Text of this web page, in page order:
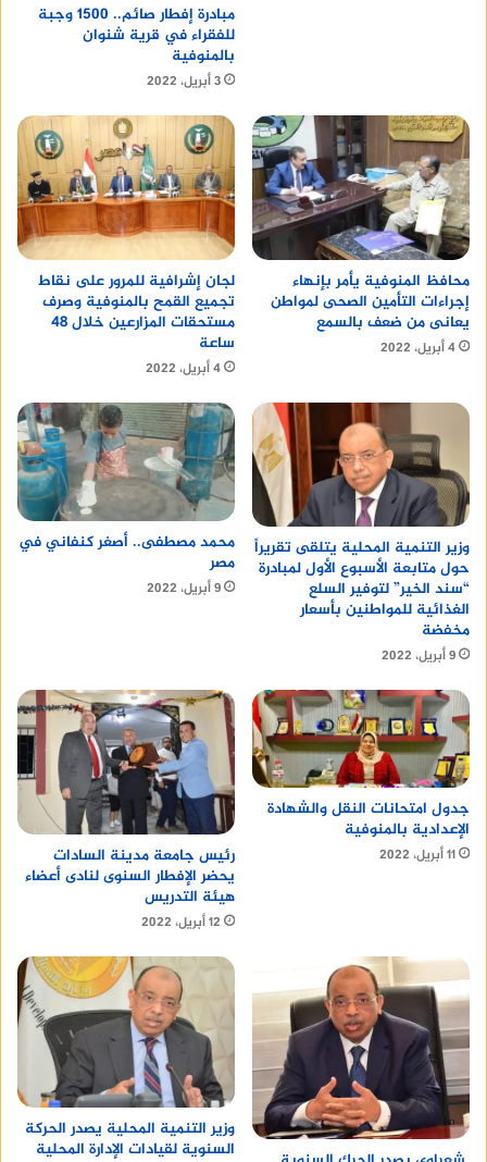
مبادرة إفطار صائم.. 1500 وجبة
للفقراء في قرية شنوان
بالمنوفية
3 أبريل، 2022
محافظ المنوفية يأمر بإنهاء
إجراءات التأمين الصحى لمواطن
يعانى من ضعف بالسمع
4 أبريل، 2022
لجان إشرافية للمرور على نقاط
تجميع القمح بالمنوفية وصرف
مستحقات المزارعين خلال 48
ساعة
4 أبريل، 2022
وزير التنمية المحلية يتلقى تقريراً
حول متابعة الأسبوع الأول لمبادرة
“سند الخير” لتوفير السلع
الغذائية للمواطنين بأسعار
مخفضة
9 أبريل، 2022
محمد مصطفى.. أصغر كنفاني في
مصر
9 أبريل، 2022
جدول امتحانات النقل والشهادة
الإعدادية بالمنوفية
11 أبريل، 2022
رئيس جامعة مدينة السادات
يحضر الإفطار السنوى لنادى أعضاء
هيئة التدريس
12 أبريل، 2022
وزير التنمية المحلية يصدر الحركة
السنوية لقيادات الإدارة المحلية